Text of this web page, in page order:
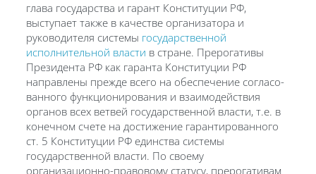
глава государства и гарант Конституции РФ,
выступает также в качестве организатора и
руководителя системы государственной
исполнительной власти в стране. Прерогативы
Президента РФ как гаранта Конституции РФ
направлены прежде всего на обеспечение согласо-
ванного функционирования и взаимодействия
органов всех ветвей государственной власти, т.е. в
конечном счете на достижение гарантированного
ст. 5 Конституции РФ единства системы
государственной власти. По своему
организационно-правовому статусу, прерогативам